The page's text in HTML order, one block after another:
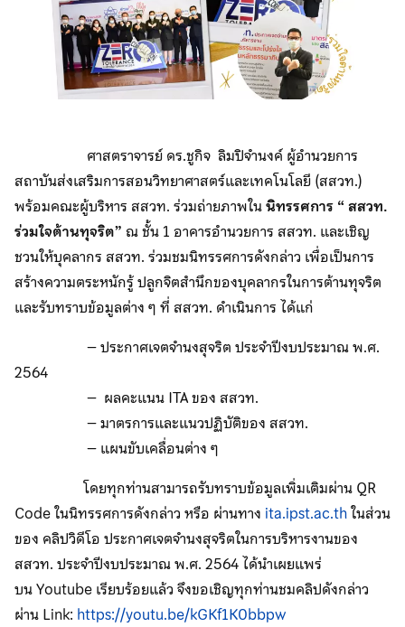
ศาสตราจารย์ ดร.ชูกิจ ลิมปิจำนงค์ ผู้อำนวยการ
สถาบันส่งเสริมการสอนวิทยาศาสตร์และเทคโนโลยี (สสวท.)
พร้อมคณะผู้บริหาร สสวท. ร่วมถ่ายภาพในนิทรรศการ “ สสวท.
ร่วมใจต้านทุจริต”ณ ชั้น 1 อาคารอำนวยการ สสวท. และเชิญ
ชวนให้บุคลากร สสวท. ร่วมชมนิทรรศการดังกล่าว เพื่อเป็นการ
สร้างความตระหนักรู้ ปลูกจิตสำนึกของบุคลากรในการต้านทุจริต
และรับทราบข้อมูลต่าง ๆ ที่ สสวท. ดำเนินการ ได้แก่
– ประกาศเจตจำนงสุจริต ประจำปีงบประมาณ พ.ศ.
2564
– ผลคะแนน ITA ของ สสวท.
– มาตรการและแนวปฏิบัติของ สสวท.
– แผนขับเคลื่อนต่าง ๆ
โดยทุกท่านสามารถรับทราบข้อมูลเพิ่มเติมผ่าน QR
Code ในนิทรรศการดังกล่าว หรือ ผ่านทาง ita.ipst.ac.thในส่วน
ของ คลิปวิดีโอ ประกาศเจตจำนงสุจริตในการบริหารงานของ
สสวท. ประจำปีงบประมาณ พ.ศ. 2564 ได้นำเผยแพร่
บน Youtube เรียบร้อยแล้ว จึงขอเชิญทุกท่านชมคลิปดังกล่าว
ผ่าน Link: https://youtu.be/kGKf1K0bbpw